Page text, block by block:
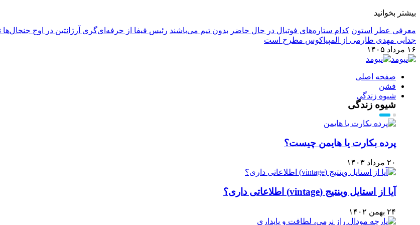
بیشتر بخوانید
معرفی عطر استون کدام ستاره‌های فوتبال در حال حاضر بدون تیم می‌باشند رئیس فیفا از حرفه‌ای‌گری آرژانتین در اوج جنجال‌ها
جدایی مهدی طارمی از المپیاکوس مطرح است
۱۶ مرداد ۱۴۰۵
صفحه اصلی
فشن
شیوه زندگی
شیوه زندگی
پرده بکارت یا هایمن چیست؟
۲۰ مرداد ۱۴۰۳
آیا از استایل وینتیج (vintage) اطلاعاتی داری؟
۲۴ بهمن ۱۴۰۲